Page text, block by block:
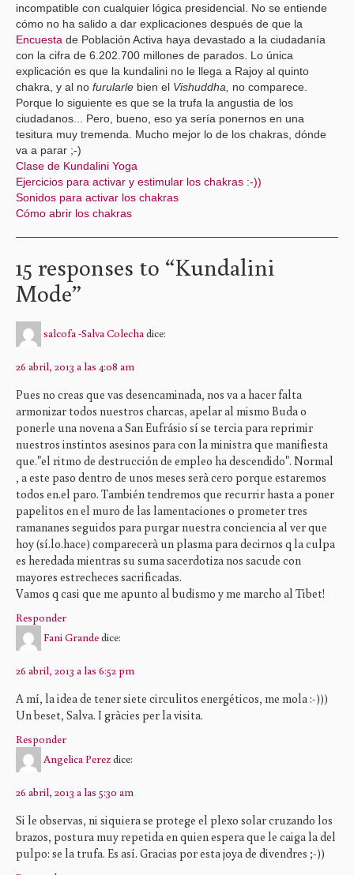
incompatible con cualquier lógica presidencial. No se entiende
cómo no ha salido a dar explicaciones después de que la
Encuesta de Población Activa haya devastado a la ciudadanía
con la cifra de 6.202.700 millones de parados. Lo única
explicación es que la kundalini no le llega a Rajoy al quinto
chakra, y al no furularle bien el Vishuddha, no comparece.
Porque lo siguiente es que se la trufa la angustia de los
ciudadanos... Pero, bueno, eso ya sería ponernos en una
tesitura muy tremenda. Mucho mejor lo de los chakras, dónde
va a parar ;-)
Clase de Kundalini Yoga
Ejercicios para activar y estimular los chakras :-))
Sonidos para activar los chakras
Cómo abrir los chakras
15 responses to “Kundalini
Mode”
salcofa -Salva Colecha dice:
26 abril, 2013 a las 4:08 am
Pues no creas que vas desencaminada, nos va a hacer falta
armonizar todos nuestros charcas, apelar al mismo Buda o
ponerle una novena a San Eufrásio sí se tercia para reprimir
nuestros instintos asesinos para con la ministra que manifiesta
que."el ritmo de destrucción de empleo ha descendido". Normal
, a este paso dentro de unos meses serà cero porque estaremos
todos en.el paro. También tendremos que recurrir hasta a poner
papelitos en el muro de las lamentaciones o prometer tres
ramananes seguidos para purgar nuestra conciencia al ver que
hoy (sí.lo.hace) comparecerà un plasma para decirnos q la culpa
es heredada mientras su suma sacerdotiza nos sacude con
mayores estrecheces sacrificadas.
Vamos q casi que me apunto al budismo y me marcho al Tibet!
Responder
Fani Grandedice:
26 abril, 2013 a las 6:52 pm
A mí, la idea de tener siete circulitos energéticos, me mola :-)))
Un beset, Salva. I gràcies per la visita.
Responder
Angelica Perezdice:
26 abril, 2013 a las 5:30 am
Si le observas, ni siquiera se protege el plexo solar cruzando los
brazos, postura muy repetida en quien espera que le caiga la del
pulpo: se la trufa. Es así. Gracias por esta joya de divendres ;-))